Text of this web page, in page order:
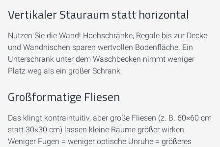
Vertikaler Stauraum statt horizontal
Nutzen Sie die Wand! Hochschränke, Regale bis zur Decke
und Wandnischen sparen wertvollen Bodenfläche. Ein
Unterschrank unter dem Waschbecken nimmt weniger
Platz weg als ein großer Schrank.
Großformatige Fliesen
Das klingt kontraintuitiv, aber große Fliesen (z. B. 60×60 cm
statt 30×30 cm) lassen kleine Räume größer wirken.
Weniger Fugen = weniger optische Unruhe = größeres